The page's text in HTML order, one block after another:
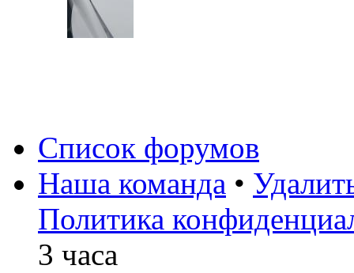
Список форумов
Наша команда •
Политика
3 часа